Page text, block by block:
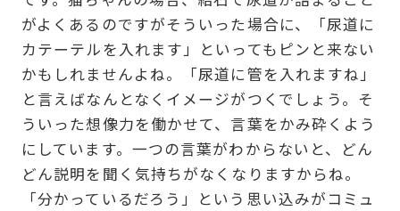
がよくあるのですがそういった場合に、「尿道に
カテーテルを入れます」といってもピンと来ない
かもしれませんよね。「尿道に管を入れますね」
と言えばなんとなくイメージがつくでしょう。そ
ういった想像力を働かせて、言葉をかみ砕くよう
にしています。一つの言葉がわからないと、どん
どん説明を聞く気持ちがなくなりますからね。
「分かっているだろう」という思い込みがコミュ